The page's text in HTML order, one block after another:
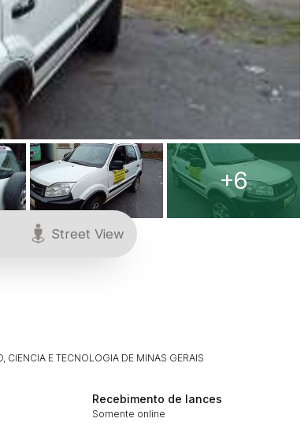
+6
Street View
CIENCIA E TECNOLOGIA DE MINAS GERAIS
Recebimento de lances
Somente online